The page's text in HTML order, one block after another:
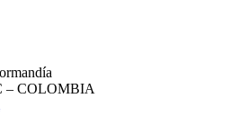
– COLOMBIA